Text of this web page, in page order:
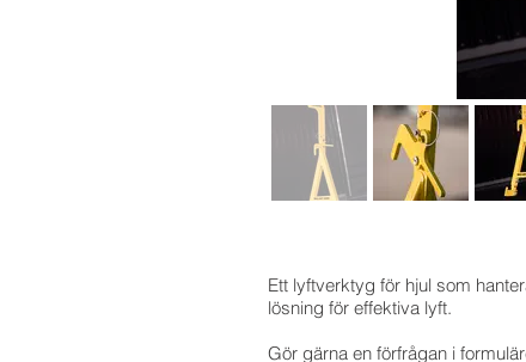
Ett lyftverktyg för hjul som
lösning för effektiva lyft.
Gör gärna en förfrågan i